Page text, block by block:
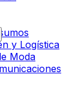
y Logística
Moda